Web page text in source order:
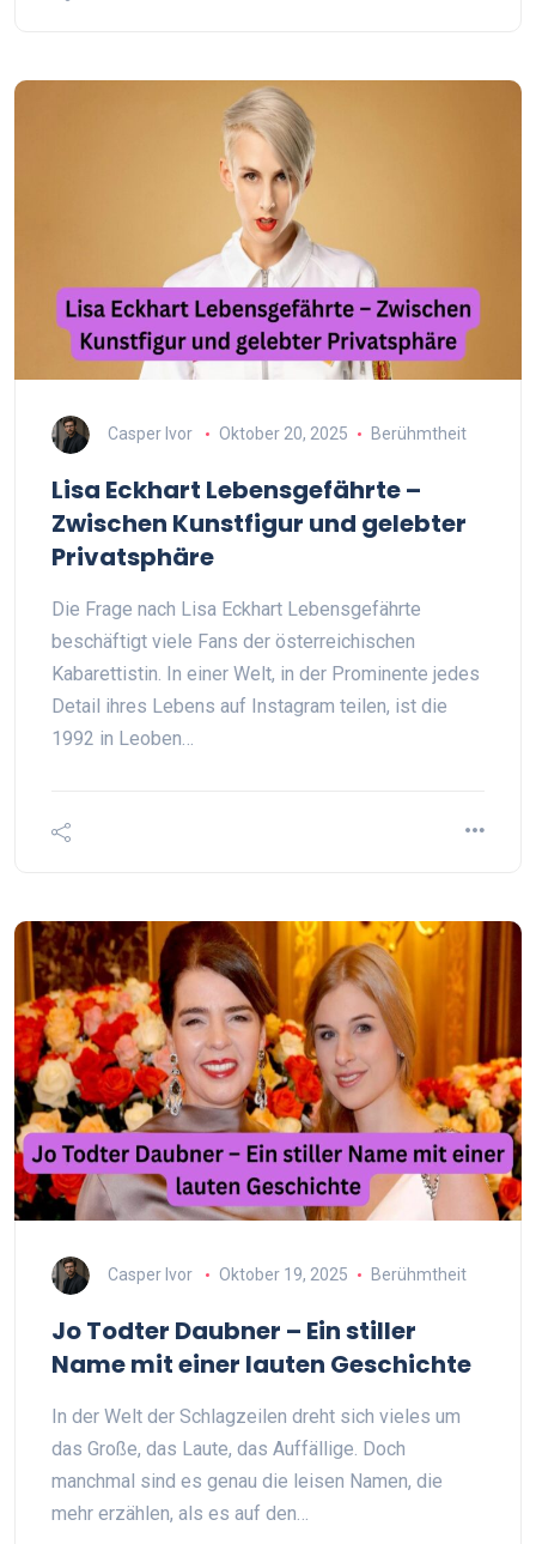
Casper Ivor Oktober 20, 2025 Berühmtheit
Lisa Eckhart Lebensgefährte –
Zwischen Kunstfigur und gelebter
Privatsphäre
Die Frage nach Lisa Eckhart Lebensgefährte
beschäftigt viele Fans der österreichischen
Kabarettistin. In einer Welt, in der Prominente jedes
Detail ihres Lebens auf Instagram teilen, ist die
1992 in Leoben…
Casper Ivor Oktober 19, 2025 Berühmtheit
Jo Todter Daubner – Ein stiller
Name mit einer lauten Geschichte
In der Welt der Schlagzeilen dreht sich vieles um
das Große, das Laute, das Auffällige. Doch
manchmal sind es genau die leisen Namen, die
mehr erzählen, als es auf den…